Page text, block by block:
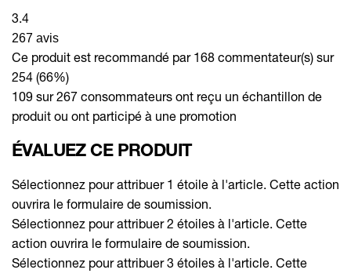
3.4
267 avis
Ce produit est recommandé par 168 commentateur(s) sur
254 (66%)
109 sur 267 consommateurs ont reçu un échantillon de
produit ou ont participé à une promotion
ÉVALUEZ CE PRODUIT
Sélectionnez pour attribuer 1 étoile à l'article. Cette action
ouvrira le formulaire de soumission.
Sélectionnez pour attribuer 2 étoiles à l'article. Cette
action ouvrira le formulaire de soumission.
Sélectionnez pour attribuer 3 étoiles à l'article. Cette